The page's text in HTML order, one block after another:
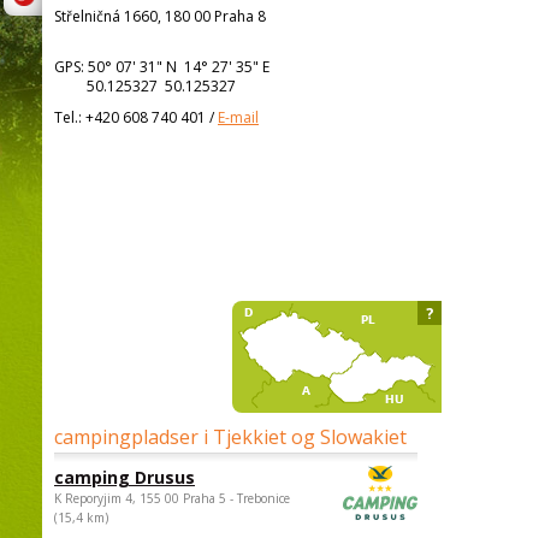
Střelničná 1660, 180 00 Praha 8
GPS: 50° 07' 31" N 14° 27' 35" E
50.125327 50.125327
Tel.: +420 608 740 401 /E-mail
campingpladser i Tjekkiet og Slowakiet
camping Drusus
K Reporyjim 4, 155 00 Praha 5 - Trebonice
(15,4 km)
?